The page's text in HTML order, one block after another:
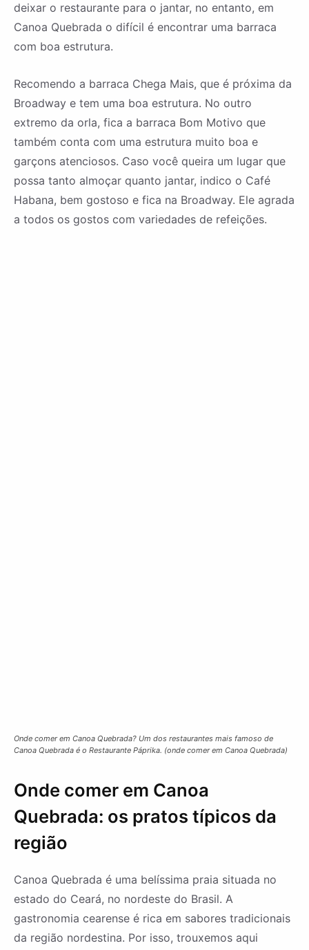
deixar o restaurante para o jantar, no entanto, em
Canoa Quebrada o difícil é encontrar uma barraca
com boa estrutura.
Recomendo a barraca Chega Mais, que é próxima da
Broadway e tem uma boa estrutura. No outro
extremo da orla, fica a barraca Bom Motivo que
também conta com uma estrutura muito boa e
garçons atenciosos. Caso você queira um lugar que
possa tanto almoçar quanto jantar, indico o Café
Habana, bem gostoso e fica na Broadway. Ele agrada
a todos os gostos com variedades de refeições.
Onde comer em Canoa Quebrada? Um dos restaurantes mais famoso de
Canoa Quebrada é o Restaurante Páprika. (onde comer em Canoa Quebrada)
Onde comer em Canoa
Quebrada: os pratos típicos da
região
Canoa Quebrada é uma belíssima praia situada no
estado do Ceará, no nordeste do Brasil. A
gastronomia cearense é rica em sabores tradicionais
da região nordestina. Por isso, trouxemos aqui